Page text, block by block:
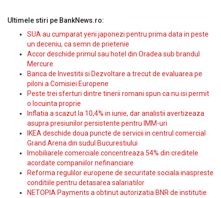
Ultimele stiri pe BankNews.ro:
SUA au cumparat yeni japonezi pentru prima data in peste
un deceniu, ca semn de prietenie
Accor deschide primul sau hotel din Oradea sub brandul
Mercure
Banca de Investitii si Dezvoltare a trecut de evaluarea pe
piloni a Comisiei Europene
Peste trei sferturi dintre tinerii romani spun ca nu isi permit
o locuinta proprie
Inflatia a scazut la 10,4% in iunie, dar analistii avertizeaza
asupra presiunilor persistente pentru IMM-uri
IKEA deschide doua puncte de servicii in centrul comercial
Grand Arena din sudul Bucurestiului
Imobiliarele comerciale concentreaza 54% din creditele
acordate companiilor nefinanciare
Reforma regulilor europene de securitate sociala inaspreste
conditiile pentru detasarea salariatilor
NETOPIA Payments a obtinut autorizatia BNR de institutie